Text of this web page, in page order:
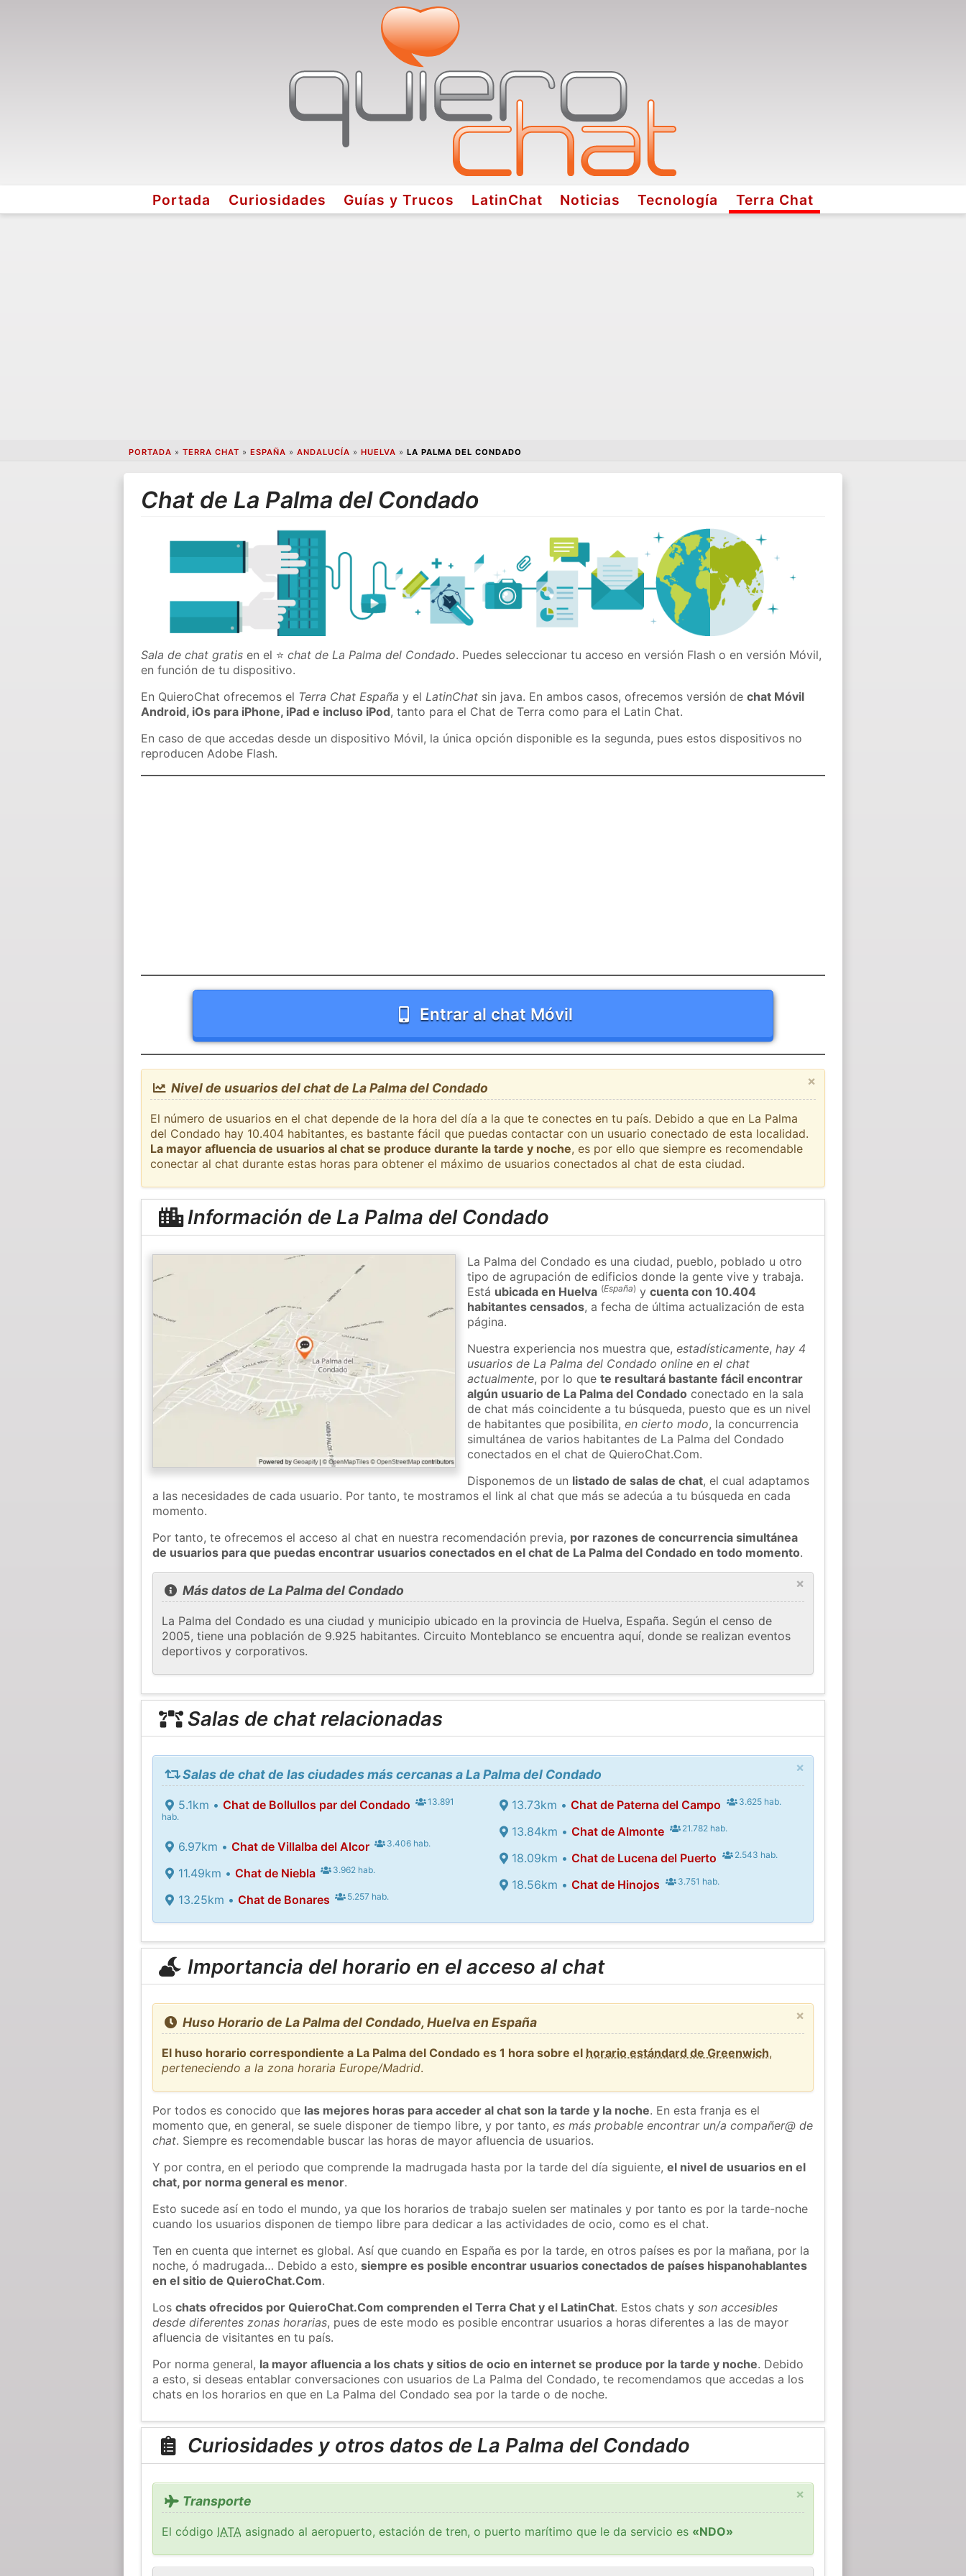
Portada Curiosidades Guías y Trucos LatinChat Noticias Tecnología Terra Chat
PORTADA » TERRA CHAT » ESPAÑA » ANDALUCÍA » HUELVA » LA PALMA DEL CONDADO
Chat de La Palma del Condado
Sala de chat gratis en el ⭐chat de La Palma del Condado. Puedes seleccionar tu acceso en versión Flash o en versión Móvil,
en función de tu dispositivo.
En QuieroChat ofrecemos el Terra Chat España y elLatinChat sin java. En ambos casos, ofrecemos versión dechat Móvil
Android, iOs para iPhone, iPad e incluso iPod, tanto para el Chat de Terra como para el Latin Chat.
En caso de que accedas desde un dispositivo Móvil, la única opción disponible es la segunda, pues estos dispositivos no
reproducen Adobe Flash.
Entrar al chat Móvil
×
Nivel de usuarios del chat de La Palma del Condado
El número de usuarios en el chat depende de la hora del día a la que te conectes en tu país. Debido a que en La Palma
del Condado hay 10.404 habitantes, es bastante fácil que puedas contactar con un usuario conectado de esta localidad.
La mayor afluencia de usuarios al chat se produce durante la tarde y noche, es por ello que siempre es recomendable
conectar al chat durante estas horas para obtener el máximo de usuarios conectados al chat de esta ciudad.
Información de La Palma del Condado
La Palma del Condado es una ciudad, pueblo, poblado u otro
tipo de agrupación de edificios donde la gente vive y trabaja.
Está ubicada en Huelva (España) ycuenta con 10.404
habitantes censados, a fecha de última actualización de esta
página.
Nuestra experiencia nos muestra que,estadísticamente,hay 4
usuarios de La Palma del Condado online en el chat
actualmente, por lo quete resultará bastante fácil encontrar
algún usuario de La Palma del Condado conectado en la sala
de chat más coincidente a tu búsqueda, puesto que es un nivel
de habitantes que posibilita,en cierto modo, la concurrencia
simultánea de varios habitantes de La Palma del Condado
conectados en el chat de QuieroChat.Com.
Disponemos de un listado de salas de chat, el cual adaptamos
a las necesidades de cada usuario. Por tanto, te mostramos el link al chat que más se adecúa a tu búsqueda en cada
momento.
Por tanto, te ofrecemos el acceso al chat en nuestra recomendación previa, por razones de concurrencia simultánea
de usuarios para que puedas encontrar usuarios conectados en el chat de La Palma del Condado en todo momento.
×
Más datos de La Palma del Condado
La Palma del Condado es una ciudad y municipio ubicado en la provincia de Huelva, España. Según el censo de
2005, tiene una población de 9.925 habitantes. Circuito Monteblanco se encuentra aquí, donde se realizan eventos
deportivos y corporativos.
Salas de chat relacionadas
×
Salas de chat de las ciudades más cercanas a La Palma del Condado
5.1km • Chat de Bollullos par del Condado
13.891
hab.
6.97km • Chat de Villalba del Alcor 3.406 hab.
11.49km • Chat de Niebla 3.962 hab.
13.25km • Chat de Bonares 5.257 hab.
13.73km •Chat de Paterna del Campo 3.625 hab.
13.84km •Chat de Almonte 21.782 hab.
18.09km •Chat de Lucena del Puerto 2.543 hab.
18.56km •Chat de Hinojos 3.751 hab.
Importancia del horario en el acceso al chat
×
Huso Horario de La Palma del Condado, Huelva en España
El huso horario correspondiente a La Palma del Condado es 1 hora sobre el horario estándard de Greenwich,
perteneciendo a la zona horaria Europe/Madrid.
Por todos es conocido que las mejores horas para acceder al chat son la tarde y la noche. En esta franja es el
momento que, en general, se suele disponer de tiempo libre, y por tanto,es más probable encontrar un/a compañer@ de
chat. Siempre es recomendable buscar las horas de mayor afluencia de usuarios.
Y por contra, en el periodo que comprende la madrugada hasta por la tarde del día siguiente,el nivel de usuarios en el
chat, por norma general es menor.
Esto sucede así en todo el mundo, ya que los horarios de trabajo suelen ser matinales y por tanto es por la tarde-noche
cuando los usuarios disponen de tiempo libre para dedicar a las actividades de ocio, como es el chat.
Ten en cuenta que internet es global. Así que cuando en España es por la tarde, en otros países es por la mañana, por la
noche, ó madrugada… Debido a esto,siempre es posible encontrar usuarios conectados de países hispanohablantes
en el sitio de QuieroChat.Com.
Loschats ofrecidos por QuieroChat.Com comprenden el Terra Chat y el LatinChat. Estos chats yson accesibles
desde diferentes zonas horarias, pues de este modo es posible encontrar usuarios a horas diferentes a las de mayor
afluencia de visitantes en tu país.
Por norma general, la mayor afluencia a los chats y sitios de ocio en internet se produce por la tarde y noche. Debido
a esto, si deseas entablar conversaciones con usuarios de La Palma del Condado, te recomendamos que accedas a los
chats en los horarios en que en La Palma del Condado sea por la tarde o de noche.
Curiosidades y otros datos de La Palma del Condado
×
Transporte
El código IATA asignado al aeropuerto, estación de tren, o puerto marítimo que le da servicio es «NDO»